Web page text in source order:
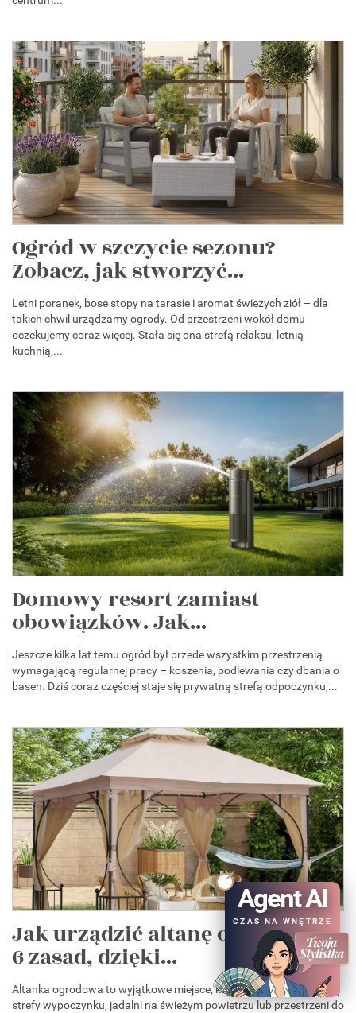
Ogród w szczycie sezonu?
Zobacz, jak stworzyć...
Letni poranek, bose stopy na tarasie i aromat świeżych ziół – dla
takich chwil urządzamy ogrody. Od przestrzeni wokół domu
oczekujemy coraz więcej. Stała się ona strefą relaksu, letnią
kuchnią,...
Domowy resort zamiast
obowiązków. Jak...
Jeszcze kilka lat temu ogród był przede wszystkim przestrzenią
wymagającą regularnej pracy – koszenia, podlewania czy dbania o
basen. Dziś coraz częściej staje się prywatną strefą odpoczynku,...
Jak urządzić altanę ogrodową?
6 zasad, dzięki...
Altanka ogrodowa to wyjątkowe miejsce, które może pełnić funkcję
strefy wypoczynku, jadalni na świeżym powietrzu lub przestrzeni do
Agent AI
CZAS NA WNĘTRZE